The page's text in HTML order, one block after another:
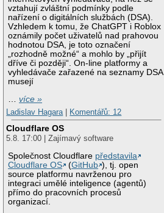
vztahují zvláštní podmínky podle
nařízení o digitálních službách (DSA).
Vzhledem k tomu, že ChatGPT i Roblox
oznámily počet uživatelů nad prahovou
hodnotou DSA, je toto označení
„rozhodně možné“ a mohlo by „přijít
dříve či později“. On-line platformy a
vyhledávače zařazené na seznamy DSA
musejí
…více »
Ladislav Hagara| Komentářů: 12
Cloudflare OS
5.8. 17:00 | Zajímavý software
Společnost Cloudflare představila
Cloudflare OS
(GitHub ), tj. open
source platformu navrženou pro
integraci umělé inteligence (agentů)
přímo do pracovních procesů
organizací.